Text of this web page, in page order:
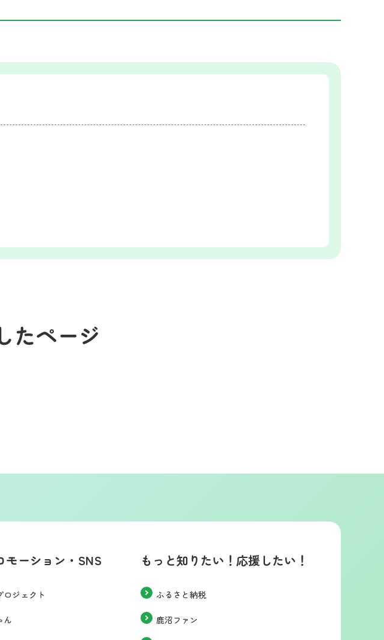
たページ
モーション・SNS
ロジェクト
ん
もっと知りたい！応援したい！
ふるさと納税
鹿沼ファン